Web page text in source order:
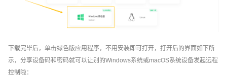
下载完毕后，单击绿色版应用程序，不用安装即可打开，打开后的界面如下所
示，分享设备码和密码就可以让别的Windows系统或macOS系统设备发起远程
控制啦：